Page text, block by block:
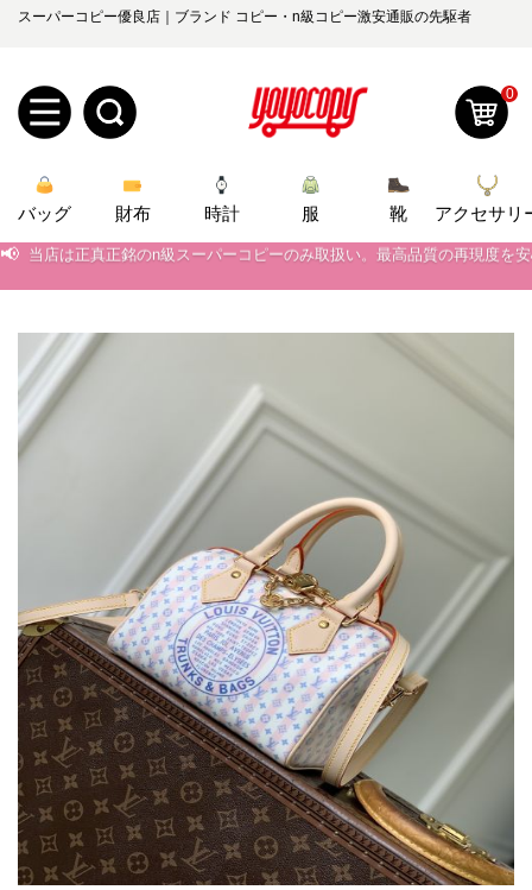
スーパーコピー優良店｜ブランド コピー・n級コピー激安通販の先駆者
規
ユ
ザ
ー
ロ
グ
ン
オ
ー
管
理
お
せ
2026人気特集
バッグ
財布
時計
服
ズボン
衣装セット
靴
住まい用品
アクセサリー
ベルト
スカーフ
アイフォーンケ
ース
小物
最
新
製
品
0
バッグ 財布 時計 服 靴 アクセサリ
📢 当店は正真正銘のn級スーパーコピーのみ取扱い。最高品質の再現度を
当店は正真正銘のn級スーパーコピーのみ取扱い。最高品質の再現度を
2026春の新作続々更新中！期間中のご注文でお得な割引をご利用いただ
📢 新作入荷！ルイ・ヴィトンスーパーコピー バッグ最新モデルが登場。